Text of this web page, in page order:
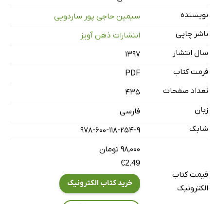
نویسنده
سیمین حاجی پور ساردویی
ناشر چاپی
انتشارات ذهن آویز
سال انتشار
۱۳۹۷
فرمت کتاب
PDF
تعداد صفحات
435
زبان
فارسی
شابک
978-600-118-254-9
قیمت کتاب
الکترونیک
۹۸,۰۰۰ تومان
€2.49
خرید کتاب الکترونیک